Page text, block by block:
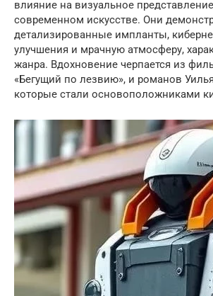
влияние на визуальное
современном искусстве. Они
детализированные импланты,
улучшения и мрачную атмосферу,
жанра. Вдохновение черпается из
«Бегущий по лезвию», и романов
которые стали основоположниками